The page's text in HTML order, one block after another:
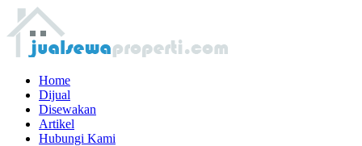
Home
Dijual
Disewakan
Artikel
Hubungi Kami